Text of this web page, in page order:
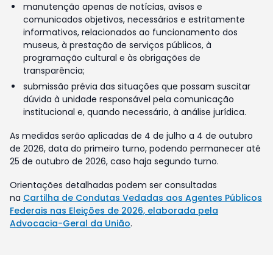
manutenção apenas de notícias, avisos e
comunicados objetivos, necessários e estritamente
informativos, relacionados ao funcionamento dos
museus, à prestação de serviços públicos, à
programação cultural e às obrigações de
transparência;
submissão prévia das situações que possam suscitar
dúvida à unidade responsável pela comunicação
institucional e, quando necessário, à análise jurídica.
As medidas serão aplicadas de 4 de julho a 4 de outubro
de 2026, data do primeiro turno, podendo permanecer até
25 de outubro de 2026, caso haja segundo turno.
Orientações detalhadas podem ser consultadas
na Cartilha de Condutas Vedadas aos Agentes Públicos
Federais nas Eleições de 2026, elaborada pela
Advocacia-Geral da União.